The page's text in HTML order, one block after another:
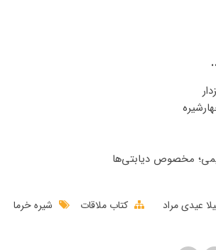
مخصوص دیابتی‌ها
عیدی مراد کتاب ملاقات
شیره خرما